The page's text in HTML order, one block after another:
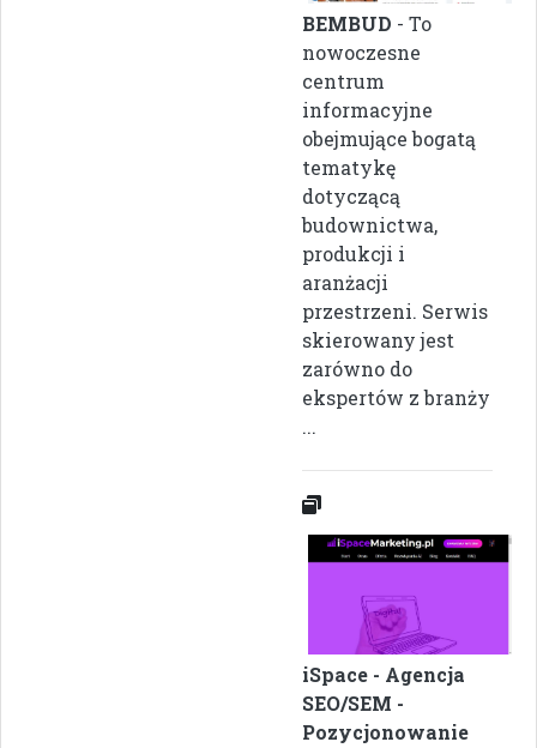
BEMBUD - To
nowoczesne
centrum
informacyjne
obejmujące bogatą
tematykę
dotyczącą
budownictwa,
produkcji i
aranżacji
przestrzeni. Serwis
skierowany jest
zarówno do
ekspertów z branży
...
iSpace - Agencja
SEO/SEM -
Pozycjonowanie